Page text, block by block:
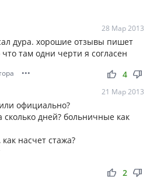
28 Мар 2013
дура. хорошие отзывы пишет
там одни черти я согласен
••• thumb_up thumb_down
4
21 Мар 2013
официально?
дней? больничные как
насчет стажа?
thumb_up thumb_down
2